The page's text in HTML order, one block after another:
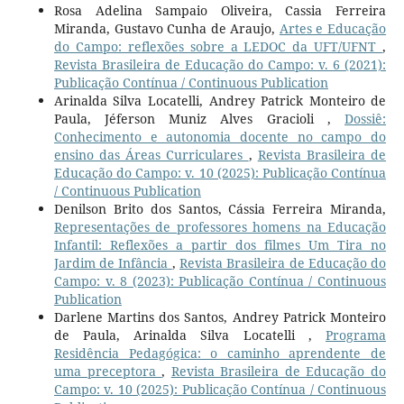
Rosa Adelina Sampaio Oliveira, Cassia Ferreira
Miranda, Gustavo Cunha de Araujo, Artes e Educação
do Campo: reflexões sobre a LEDOC da UFT/UFNT,
Revista Brasileira de Educação do Campo: v. 6 (2021):
Publicação Contínua / Continuous Publication
Arinalda Silva Locatelli, Andrey Patrick Monteiro de
Paula, Jéferson Muniz Alves Gracioli ,Dossiê:
Conhecimento e autonomia docente no campo do
ensino das Áreas Curriculares , Revista Brasileira de
Educação do Campo: v. 10 (2025): Publicação Contínua
/ Continuous Publication
Denilson Brito dos Santos, Cássia Ferreira Miranda,
Representações de professores homens na Educação
Infantil: Reflexões a partir dos filmes Um Tira no
Jardim de Infância ,Revista Brasileira de Educação do
Campo: v. 8 (2023): Publicação Contínua / Continuous
Publication
Darlene Martins dos Santos, Andrey Patrick Monteiro
de Paula, Arinalda Silva Locatelli ,Programa
Residência Pedagógica: o caminho aprendente de
uma preceptora, Revista Brasileira de Educação do
Campo: v. 10 (2025): Publicação Contínua / Continuous